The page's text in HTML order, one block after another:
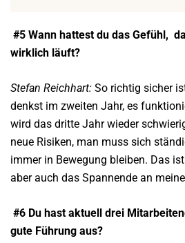
#5 Wann hattest du das Gefühl,
wirklich läuft?
Stefan Reichhart: So richtig sicher
denkst im zweiten Jahr, es
wird das dritte Jahr wieder
neue Risiken, man muss sich
immer in Bewegung bleiben. Das
aber auch das Spannende an
#6 Du hast aktuell drei
gute Führung aus?